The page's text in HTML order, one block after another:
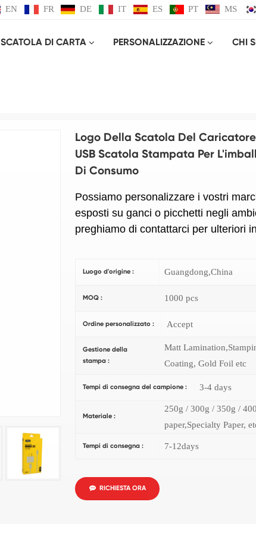
EN FR DE IT ES PT MS
SCATOLA DI CARTA PERSONALIZZAZIONE CHI
Logo Della Scatola Del
USB Scatola Stampata Per
Di Consumo
Possiamo personalizzare i vostri
esposti su ganci o picchetti negli
preghiamo di contattarci per ulteriori
Luogo d'origine : Guangdong,China
MOQ : 1000 pcs
Ordine personalizzato : Accept
Gestione della
stampa :
Matt
Coating, Gold Foil etc
Tempi di consegna del campione : 3-4 days
Materiale :
250g / 300g / 350g /
paper,Specialty Paper,
Tempi di consegna : 7-12days
RICHIESTA ORA